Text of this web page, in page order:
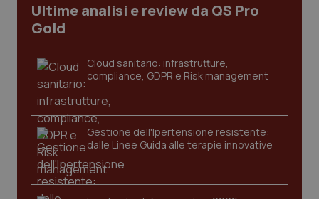
Ultime analisi e review da QS Pro
Gold
Cloud sanitario: infrastrutture,
compliance, GDPR e Risk management
Gestione dell'Ipertensione resistente:
dalle Linee Guida alle terapie innovative
CookieScriptConsent
CookieScript